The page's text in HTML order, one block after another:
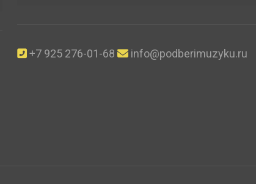
+7 925 276-01-68 info@podberimuzyku.ru